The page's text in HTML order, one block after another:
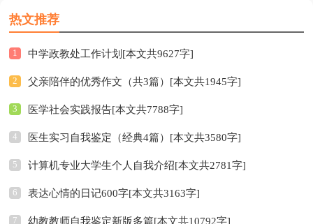
热文推荐
1 中学政教处工作计划[本文共9627字]
2 父亲陪伴的优秀作文（共3篇）[本文共1945字]
3 医学社会实践报告[本文共7788字]
4 医生实习自我鉴定（经典4篇）[本文共3580字]
5 计算机专业大学生个人自我介绍[本文共2781字]
6 表达心情的日记600字[本文共3163字]
7 幼教教师自我鉴定新版多篇[本文共10792字]